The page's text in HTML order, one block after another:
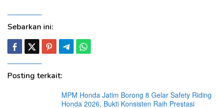
Sebarkan ini:
Posting terkait:
MPM Honda Jatim Borong 8 Gelar Safety Riding
Honda 2026, Bukti Konsisten Raih Prestasi